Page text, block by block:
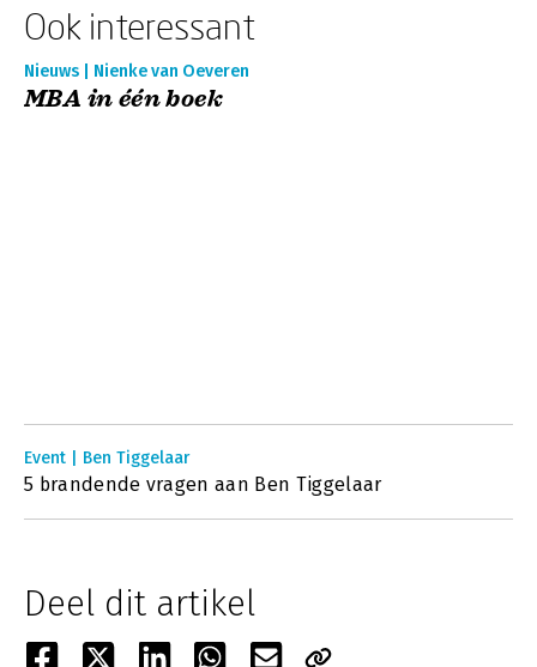
Ook interessant
Nieuws | Nienke van Oeveren
MBA in één boek
Event | Ben Tiggelaar
5 brandende vragen aan Ben Tiggelaar
Deel dit artikel